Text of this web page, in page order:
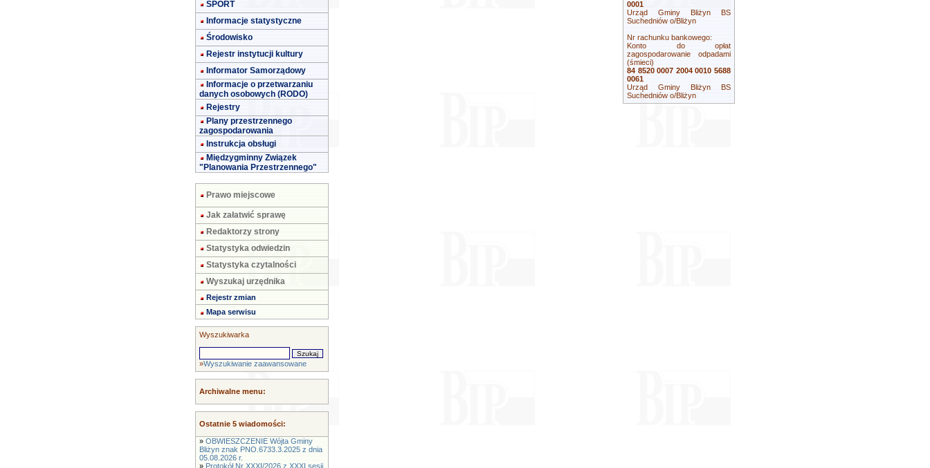
SPORT
Informacje statystyczne
Środowisko
Rejestr instytucji kultury
Informator Samorządowy
Informacje o przetwarzaniu
danych osobowych (RODO)
Rejestry
Plany przestrzennego
zagospodarowania
Instrukcja obsługi
Międzygminny Związek
"Planowania Przestrzennego"
Prawo miejscowe
Jak załatwić sprawę
Redaktorzy strony
Statystyka odwiedzin
Statystyka czytalności
Wyszukaj urzędnika
Rejestr zmian
Mapa serwisu
Wyszukiwarka
»Wyszukiwanie zaawansowane
Archiwalne menu:
Ostatnie 5 wiadomości:
» OBWIESZCZENIE Wójta Gminy
Bliżyn znak PNO.6733.3.2025 z dnia
05.08.2026 r.
» Protokół Nr XXXI/2026 z XXXI sesji
0001
Urząd Gminy Bliżyn BS
Suchedniów o/Bliżyn
Nr rachunku bankowego:
Konto do opłat
zagospodarowanie odpadami
(śmieci)
84 8520 0007 2004 0010 5688
0061
Urząd Gminy Bliżyn BS
Suchedniów o/Bliżyn